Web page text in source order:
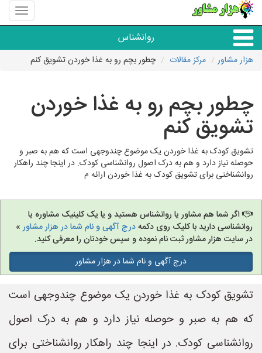
منوی
سایت
مشاور
روانشناس
گروه روانشناسی
هزار مشاور مرکز مقالات چطور بچم رو به غذا خوردن تشویق کنم
چطور بچم رو به غذا خوردن
تشویق کنم
تشویق کودک به غذا خوردن یک موضوع چندوجهی است که هم به صبر و
حوصله نیاز دارد و هم به درک اصول روانشناسی کودک. در اینجا چند راهکار
روانشناختی برای تشویق کودک به غذا خوردن ارائه م
اگر شما هم مشاور یا روانشناس هستید و یا یک کلینیک مشاوره یا
روانشناسی دارید با کلیک روی دکمهدرج آگهی و نام شما در هزار مشاور»
در سایت هزار مشاور ثبت نام نموده و سپس خودتان را معرفی کنید.
درج آگهی و نام شما در هزار مشاور
تشویق کودک به غذا خوردن یک موضوع چندوجهی است
که هم به صبر و حوصله نیاز دارد و هم به درک اصول
روانشناسی کودک. در اینجا چند راهکار روانشناختی برای